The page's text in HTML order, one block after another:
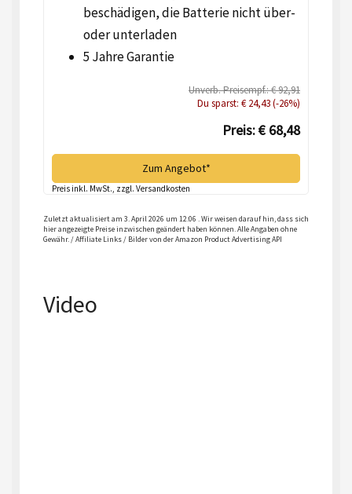
beschädigen, die Batterie nicht über-
oder unterladen
5 Jahre Garantie
Unverb. Preisempf.: € 92,91
Du sparst: € 24,43 (-26%)
Preis: € 68,48
Zum Angebot*
Preis inkl. MwSt., zzgl. Versandkosten
Zuletzt aktualisiert am 3. April 2026 um 12:06 . Wir weisen darauf hin, dass sich
hier angezeigte Preise inzwischen geändert haben können. Alle Angaben ohne
Gewähr. / Affiliate Links / Bilder von der Amazon Product Advertising API
Video